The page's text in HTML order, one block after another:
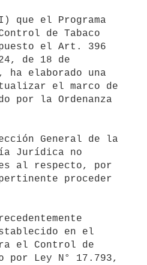
de Tabaco
el Art. 396
de 18 de
ha elaborado una
el marco de
por la Ordenanza
Jurídica no
al respecto, por
proceder
en el
el Control de
Ley N° 17.793,